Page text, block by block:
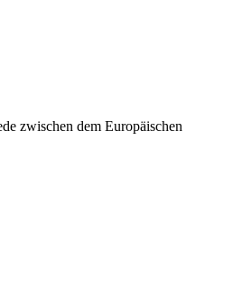
zwischen dem Europäischen